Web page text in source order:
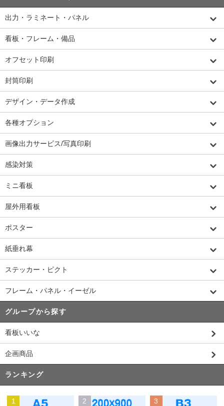
出力・ラミネート・パネル
看板・フレーム・備品
オフセット印刷
封筒印刷
デザイン・データ作成
各種オプション
画像出力サービス/写真印刷
感染対策
ミニ看板
屋外用看板
ポスター
紙垂れ幕
ステッカー・ピクト
フレーム・パネル・イーゼル
グループから探す
看板いいな
企画商品
ランキング
1 2 3